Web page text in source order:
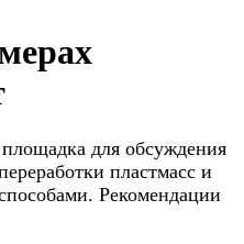
для обсуждения
пластмасс и
Рекомендации